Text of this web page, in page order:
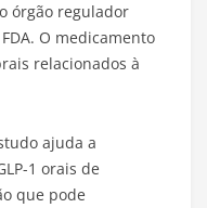
órgão regulador
O medicamento
relacionados à
ajuda a
1 orais de
que pode